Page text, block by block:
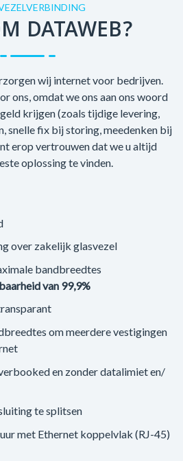
DATAWEB?
wij internet voor bedrijven.
ons, omdat we ons aan ons woord
krijgen (zoals tijdige levering,
snelle fix bij storing, meedenken bij
erop vertrouwen dat we u altijd
oplossing te vinden.
over zakelijk glasvezel
bandbreedtes
van 99,9%
om meerdere vestigingen
en zonder datalimiet en/
te splitsen
met Ethernet koppelvlak (RJ-45)